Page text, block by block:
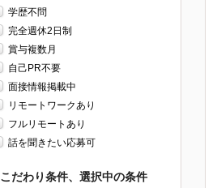
学歴不問
完全週休2日制
賞与複数月
自己PR不要
面接情報掲載中
リモートワークあり
フルリモートあり
話を聞きたい応募可
こだわり条件、選択中の条件